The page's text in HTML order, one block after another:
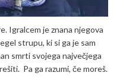
Igralcem je znana njegova
strupu, ki si ga je sam
smrti svojega največjega
Pa ga razumi, če moreš.